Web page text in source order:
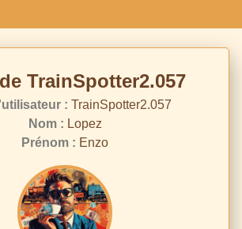
TrainSpotter2.057
: TrainSpotter2.057
Nom : Lopez
Prénom : Enzo